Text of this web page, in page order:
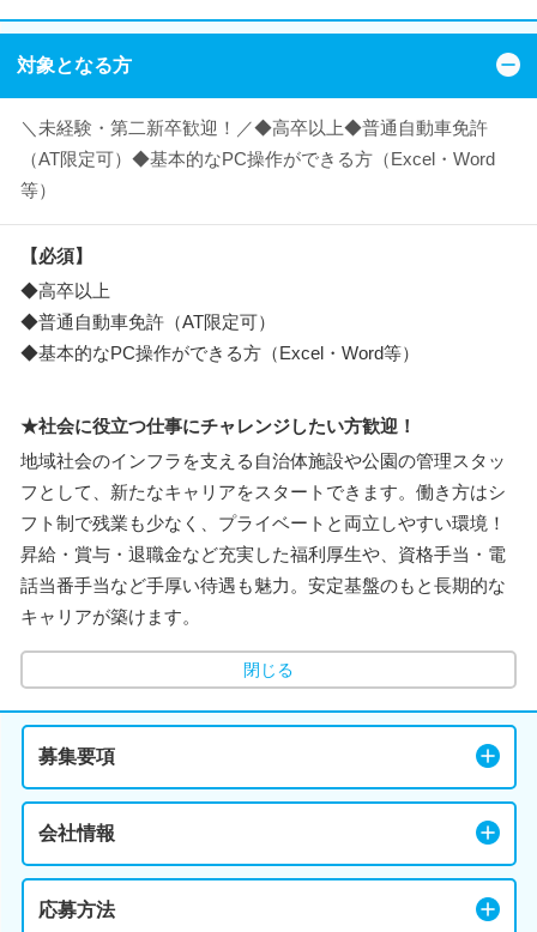
対象となる方
＼未経験・第二新卒歓迎！／◆高卒以上◆普通自動車免許
（AT限定可）◆基本的なPC操作ができる方（Excel・Word
等）
【必須】
◆高卒以上
◆普通自動車免許（AT限定可）
◆基本的なPC操作ができる方（Excel・Word等）
★社会に役立つ仕事にチャレンジしたい方歓迎！
地域社会のインフラを支える自治体施設や公園の管理スタッ
フとして、新たなキャリアをスタートできます。働き方はシ
フト制で残業も少なく、プライベートと両立しやすい環境！
昇給・賞与・退職金など充実した福利厚生や、資格手当・電
話当番手当など手厚い待遇も魅力。安定基盤のもと長期的な
キャリアが築けます。
閉じる
募集要項
会社情報
応募方法